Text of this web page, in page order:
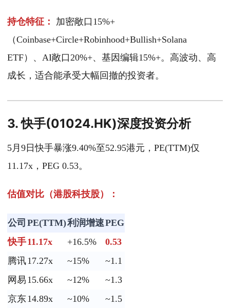
持仓特征：
加密敞口15%+
（Coinbase+Circle+Robinhood+Bullish+Solana
ETF）、AI敞口20%+、基因编辑15%+。高波动、高
成长，适合能承受大幅回撤的投资者。
3. 快手(01024.HK)深度投资分析
5月9日快手暴涨9.40%至52.95港元，PE(TTM)仅
11.17x，PEG 0.53。
估值对比（港股科技股）：
公司 PE(TTM)利润增速PEG
快手11.17x +16.5%
0.53
腾讯17.27x ~15%
~1.1
网易 15.66x ~12%
~1.3
京东14.89x ~10% ~1.5